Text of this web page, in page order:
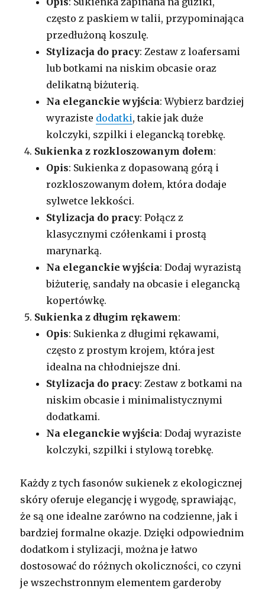
często z paskiem w talii, przypominająca
przedłużoną koszulę.
Stylizacja do pracy: Zestaw z loafersami
lub botkami na niskim obcasie oraz
delikatną biżuterią.
Na eleganckie wyjścia: Wybierz bardziej
wyraziste dodatki, takie jak duże
kolczyki, szpilki i elegancką torebkę.
Sukienka z rozkloszowanym dołem:
Opis: Sukienka z dopasowaną górą i
rozkloszowanym dołem, która dodaje
sylwetce lekkości.
Stylizacja do pracy: Połącz z
klasycznymi czółenkami i prostą
marynarką.
Na eleganckie wyjścia: Dodaj wyrazistą
biżuterię, sandały na obcasie i elegancką
kopertówkę.
Sukienka z długim rękawem:
Opis: Sukienka z długimi rękawami,
często z prostym krojem, która jest
idealna na chłodniejsze dni.
Stylizacja do pracy: Zestaw z botkami na
niskim obcasie i minimalistycznymi
dodatkami.
Na eleganckie wyjścia: Dodaj wyraziste
kolczyki, szpilki i stylową torebkę.
Każdy z tych fasonów sukienek z ekologicznej
skóry oferuje elegancję i wygodę, sprawiając,
że są one idealne zarówno na codzienne, jak i
bardziej formalne okazje. Dzięki odpowiednim
dodatkom i stylizacji, można je łatwo
dostosować do różnych okoliczności, co czyni
je wszechstronnym elementem garderoby